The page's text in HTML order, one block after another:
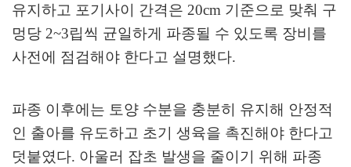
유지하고 포기사이 간격은 20cm 기준으로 맞춰 구
멍당 2~3립씩 균일하게 파종될 수 있도록 장비를
사전에 점검해야 한다고 설명했다.
파종 이후에는 토양 수분을 충분히 유지해 안정적
인 출아를 유도하고 초기 생육을 촉진해야 한다고
덧붙였다. 아울러 잡초 발생을 줄이기 위해 파종